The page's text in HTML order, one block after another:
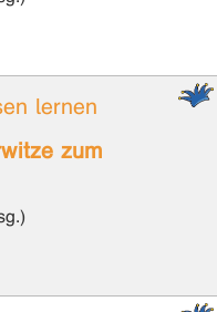
lernen
zum